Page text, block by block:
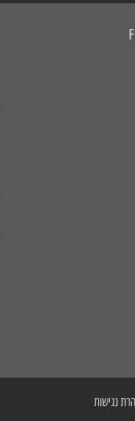
נגישות